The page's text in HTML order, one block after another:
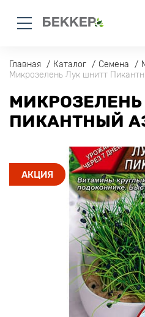
Главная Каталог Семена
Микрозелень Лук шнитт
ПИКАНТНЫЙ
АКЦИЯ